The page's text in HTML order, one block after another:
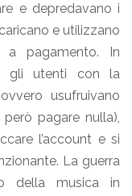
e depredavano i
e utilizzano
a pagamento. In
gli utenti con la
usufruivano
pagare nulla),
l’account e si
La guerra
della musica in